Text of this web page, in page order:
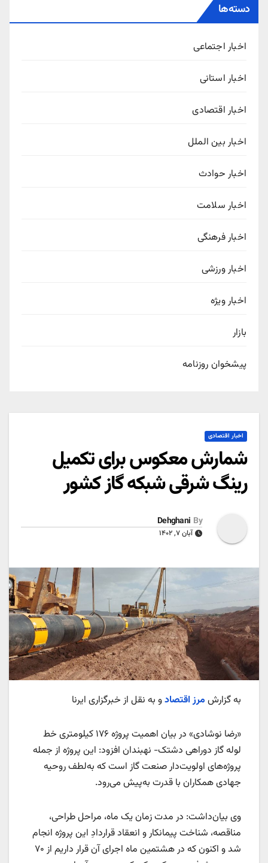
دسته‌ها
اخبار اجتماعی
اخبار استانی
اخبار اقتصادی
اخبار بین الملل
اخبار حوادث
اخبار سلامت
اخبار فرهنگی
اخبار ورزشی
اخبار ویژه
بازار
پیشخوان روزنامه
اخبار اقتصادی
شمارش معکوس برای تکمیل
رینگ شرقی شبکه گاز کشور
By
Dehghani
آبان ۷, ۱۴۰۲
به گزارش مرز اقتصادو به نقل از خبرگزاری ایرنا
«رضا نوشادی» در بیان اهمیت پروژه ۱۷۶ کیلومتری خط
لوله گاز دوراهی دشتک- نهبندان افزود: این پروژه از جمله
پروژه‌های اولویت‌دار صنعت گاز است که به‌لطف روحیه
جهادی همکاران با قدرت به‌پیش می‌رود.
وی بیان‌داشت: در مدت زمان یک‌ ماه، مراحل طراحی،
مناقصه، شناخت پیمانکار و انعقاد قراردادِ این پروژه انجام
شد و اکنون که در هشتمین ماه اجرای آن قرار داریم از ۷۰